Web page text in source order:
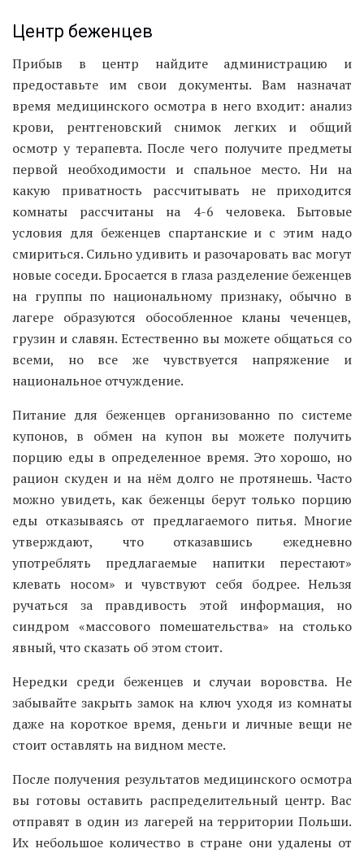
Центр беженцев
Прибыв в центр найдите администрацию и
предоставьте им свои документы. Вам назначат
время медицинского осмотра в него входит: анализ
крови, рентгеновский снимок легких и общий
осмотр у терапевта. После чего получите предметы
первой необходимости и спальное место. Ни на
какую приватность рассчитывать не приходится
комнаты рассчитаны на 4-6 человека. Бытовые
условия для беженцев спартанские и с этим надо
смириться. Сильно удивить и разочаровать вас могут
новые соседи. Бросается в глаза разделение беженцев
на группы по национальному признаку, обычно в
лагере образуются обособленное кланы чеченцев,
грузин и славян. Естественно вы можете общаться со
всеми, но все же чувствуется напряжение и
национальное отчуждение.
Питание для беженцев организованно по системе
купонов, в обмен на купон вы можете получить
порцию еды в определенное время. Это хорошо, но
рацион скуден и на нём долго не протянешь. Часто
можно увидеть, как беженцы берут только порцию
еды отказываясь от предлагаемого питья. Многие
утверждают, что отказавшись ежедневно
употреблять предлагаемые напитки перестают»
клевать носом» и чувствуют себя бодрее. Нельзя
ручаться за правдивость этой информация, но
синдром «массового помешательства» на столько
явный, что сказать об этом стоит.
Нередки среди беженцев и случаи воровства. Не
забывайте закрыть замок на ключ уходя из комнаты
даже на короткое время, деньги и личные вещи не
стоит оставлять на видном месте.
После получения результатов медицинского осмотра
вы готовы оставить распределительный центр. Вас
отправят в один из лагерей на территории Польши.
Их небольшое количество в стране они удалены от